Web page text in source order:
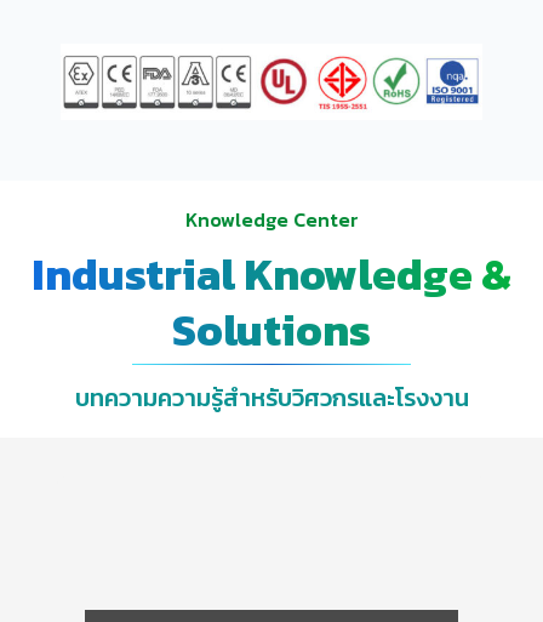
Knowledge Center
Industrial Knowledge &
Solutions
บทความความรู้สำหรับวิศวกรและโรงงาน